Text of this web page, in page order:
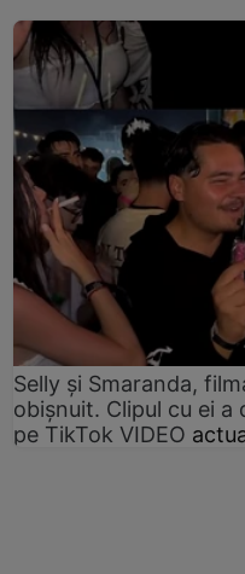
Selly și Smaranda,
obișnuit. Clipul cu ei a
pe TikTok VIDEO